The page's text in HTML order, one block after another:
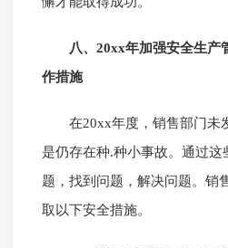
八、20xx年加强安全生产
作措施
在20xx年度，销售部门未
是仍存在种.种小事故。通过这
题，找到问题，解决问题。销
取以下安全措施。